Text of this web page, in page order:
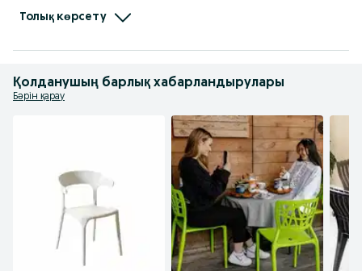
Казахстан), "Kayalar Plastik" ( Турция).  Также официальным партнёром
"МФитнес" ( Казахстан).
Толық көрсету
Қолданушың барлық хабарландырулары
Бәрін қарау